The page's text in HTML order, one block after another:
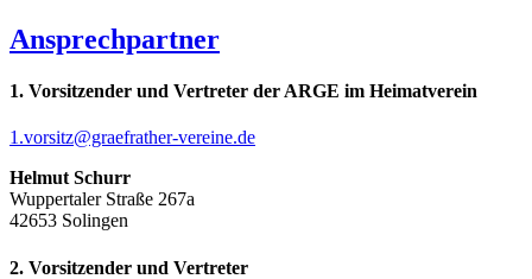
Ansprechpartner
1. Vorsitzender und Vertreter der ARGE im Heimatverein
1.vorsitz@graefrather-vereine.de
Helmut Schurr
Wuppertaler Straße 267a
42653 Solingen
2. Vorsitzender und Vertreter